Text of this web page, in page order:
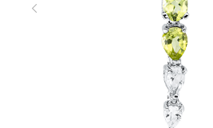
3D TRAURINGKONFIGURATION